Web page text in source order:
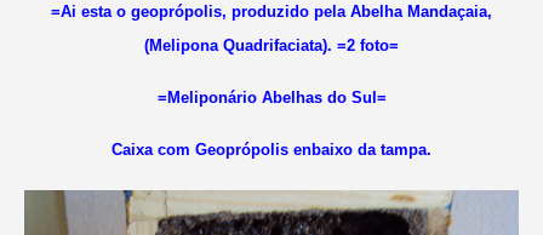
=Ai esta o geoprópolis, produzido pela Abelha Mandaçaia,
(Melipona Quadrifaciata). =2 foto=
=Meliponário Abelhas do Sul=
Caixa com Geoprópolis enbaixo da tampa.